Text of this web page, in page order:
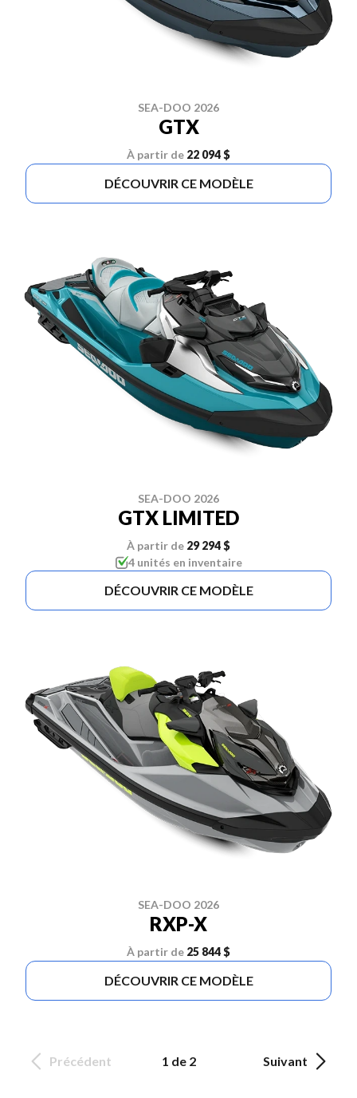
SEA-DOO 2026
GTX
À partir de 22 094 $
DÉCOUVRIR CE MODÈLE
SEA-DOO 2026
GTX LIMITED
À partir de 29 294 $
4 unités en inventaire
DÉCOUVRIR CE MODÈLE
SEA-DOO 2026
RXP-X
À partir de 25 844 $
DÉCOUVRIR CE MODÈLE
Précédent 1 de 2 Suivant